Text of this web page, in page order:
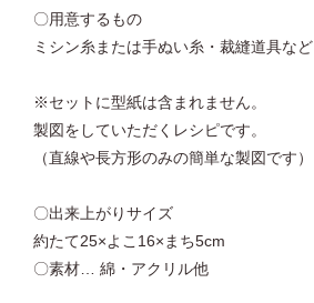
〇用意するもの
ミシン糸または手ぬい糸・裁縫道具など
※セットに型紙は含まれません。
製図をしていただくレシピです。
（直線や長方形のみの簡単な製図です）
〇出来上がりサイズ
約たて25×よこ16×まち5cm
〇素材… 綿・アクリル他